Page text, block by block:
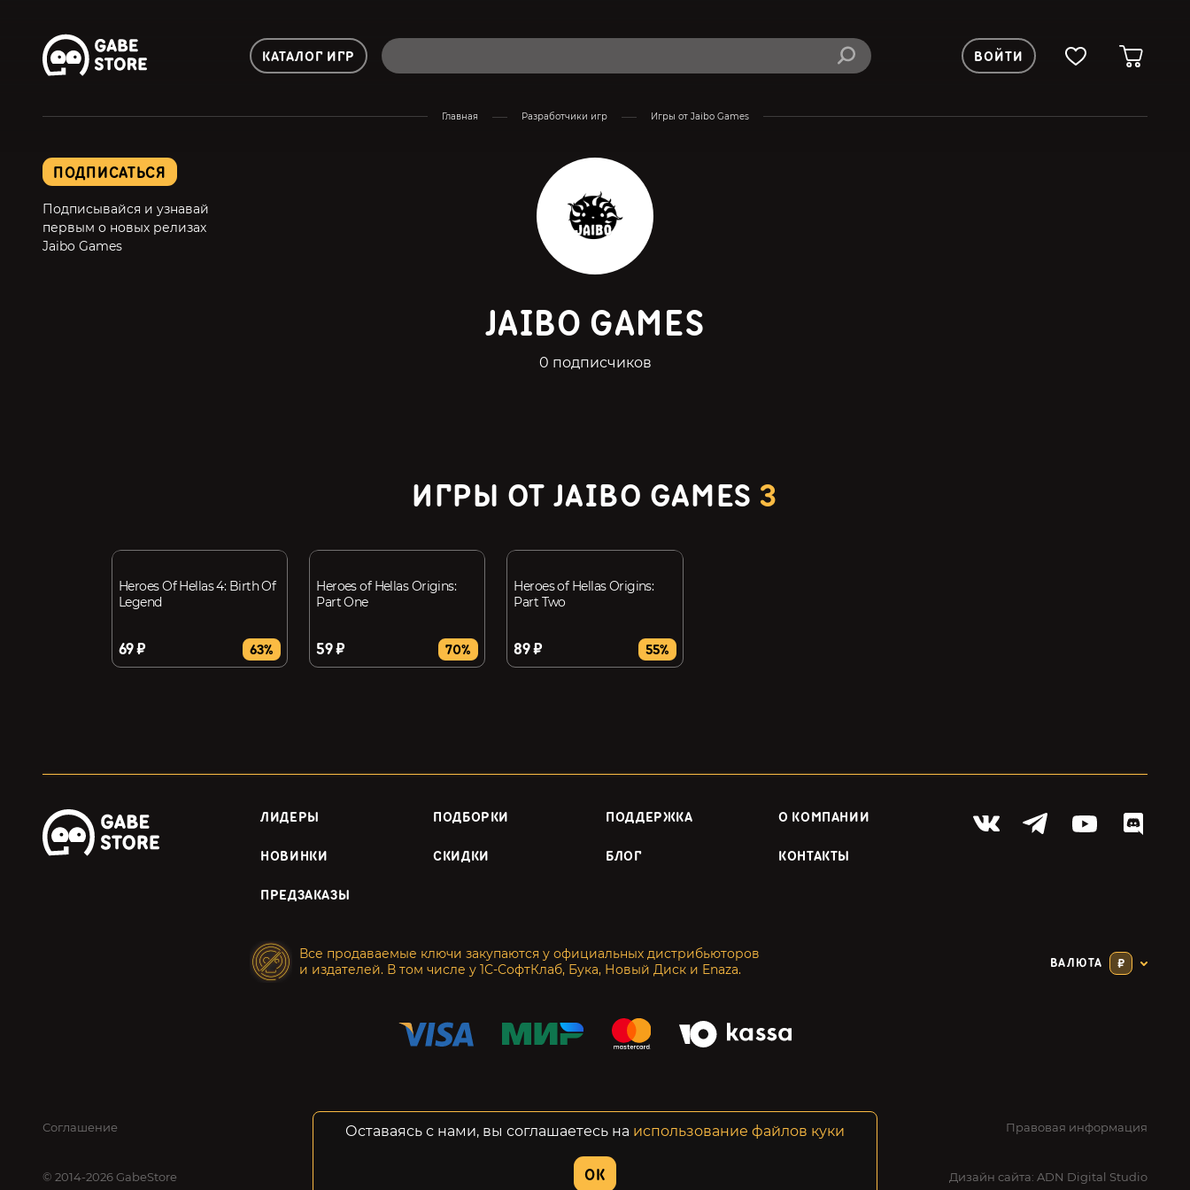
КАТАЛОГ ИГР ВОЙТИ
Главная Разработчики игр Игры от Jaibo Games
ПОДПИСАТЬСЯ
Подписывайся и узнавай
первым о новых релизах
Jaibo Games
JAIBO GAMES
0 подписчиков
ИГРЫ ОТ JAIBO GAMES 3
Heroes Of Hellas 4: Birth Of
Legend
69 ₽ 63%
Heroes of Hellas Origins:
Part One
59 ₽ 70%
Heroes of Hellas Origins:
Part Two
89 ₽ 55%
ЛИДЕРЫ ПОДБОРКИ ПОДДЕРЖКА О КОМПАНИИ
НОВИНКИ СКИДКИ БЛОГ КОНТАКТЫ
ПРЕДЗАКАЗЫ
Все продаваемые ключи закупаются у официальных дистрибьюторов
и издателей. В том числе у 1С-СофтКлаб, Бука, Новый Диск и Enaza.
ВАЛЮТА ₽
Соглашение Конфиденциальность Возвраты Правовая информация
© 2014-2026 GabeStore Дизайн сайта: ADN Digital Studio
Оставаясь с нами, вы соглашаетесь на использование файлов куки
OK